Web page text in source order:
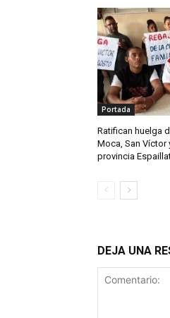
Portada
Ratifican huelga
Moca, San Víctor
provincia
DEJA UNA